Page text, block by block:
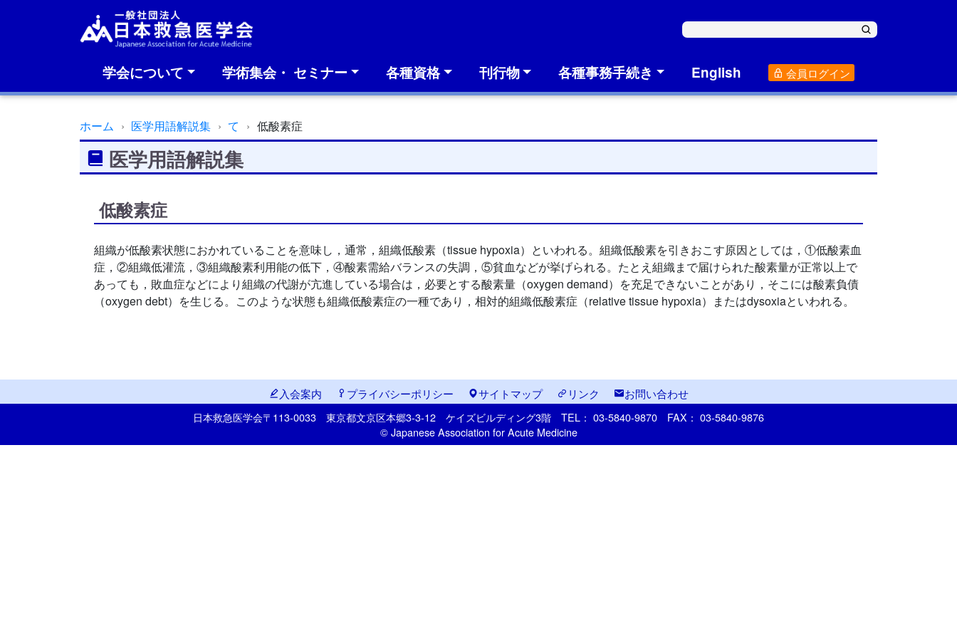
学会について 学術集会・ セミナー 各種資格 刊行物 各種事務手続き English 会員ログイン
ホーム 医学用語解説集 て 低酸素症
医学用語解説集
低酸素症
組織が低酸素状態におかれていることを意味し，通常，組織低酸素（tissue hypoxia）といわれる。組織低酸素を引きおこす原因としては，①低酸素血
症，②組織低灌流，③組織酸素利用能の低下，④酸素需給バランスの失調，⑤貧血などが挙げられる。たとえ組織まで届けられた酸素量が正常以上で
あっても，敗血症などにより組織の代謝が亢進している場合は，必要とする酸素量（oxygen demand）を充足できないことがあり，そこには酸素負債
（oxygen debt）を生じる。このような状態も組織低酸素症の一種であり，相対的組織低酸素症（relative tissue hypoxia）またはdysoxiaといわれる。
入会案内 プライバシーポリシー サイトマップ リンク お問い合わせ
日本救急医学会〒113-0033 東京都文京区本郷3-3-12 ケイズビルディング3階 TEL： 03-5840-9870 FAX： 03-5840-9876
© Japanese Association for Acute Medicine